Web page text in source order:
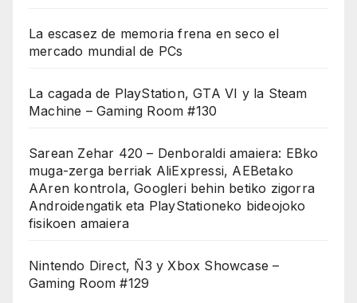
La escasez de memoria frena en seco el
mercado mundial de PCs
La cagada de PlayStation, GTA VI y la Steam
Machine – Gaming Room #130
Sarean Zehar 420 – Denboraldi amaiera: EBko
muga-zerga berriak AliExpressi, AEBetako
AAren kontrola, Googleri behin betiko zigorra
Androidengatik eta PlayStationeko bideojoko
fisikoen amaiera
Nintendo Direct, Ñ3 y Xbox Showcase –
Gaming Room #129